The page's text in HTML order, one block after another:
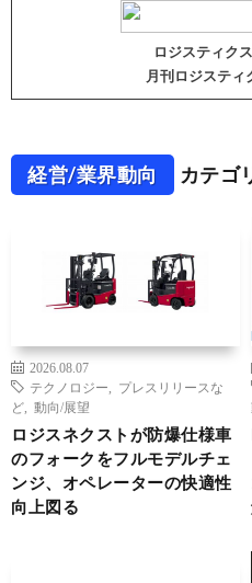
ロジスティク
月刊ロジスティ
経営/業界動向 カテゴ
2026.08.07
テクノロジー
プレスリリースな
ど
動向/展望
ロジスネクストが防爆仕様車
のフォークをフルモデルチェ
ンジ、オペレーターの快適性
向上図る